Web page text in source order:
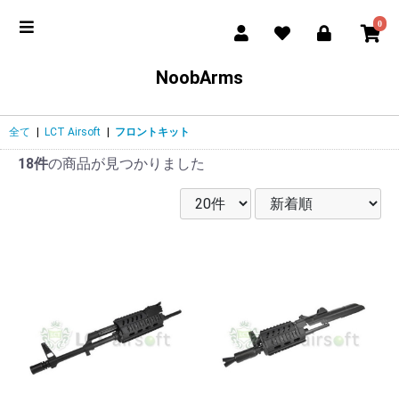
0
NoobArms
全て LCT Airsoft フロントキット
18件の商品が見つかりました